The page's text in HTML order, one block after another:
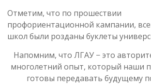
Отметим, что по прошествии
профориентационной кампании,
школ были розданы буклеты
Напомним, что ЛГАУ − это
многолетний опыт, который наши
готовы передавать будущему